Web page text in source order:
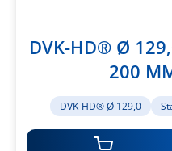
DVK-HD® Ø
200
DVK-HD® Ø 129,0